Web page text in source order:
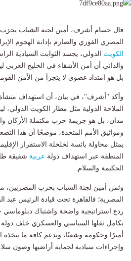
قال حسام أشرف، أمين لجنة الشباب بحزب
المصري الفوري والصارم بإدانة الهجوم
الكويت الدولي، يجسد الثوابت السيادية
والداني أن أمن الأشقاء في الخليج العربي
بل هو امتداد عضوي لا يتجزأ من الأمن
وأكد "أشرف"، في بيان، أن استهداف
الملاحة الدولية مثل مطار الكويت
مدان، بل هو جريمة حرب مكتملة الأركان
ومواثيق الأمم المتحدة، موضحًا أن هذا
يمثل محاولة بائسة لخلخلة الاستقرار
المنطقة عبر استهداف دولة عربية شقيقة
الحكيمة والسلام.
وثمن أمين لجنة الشباب بحزب المصريين،
المصرية؛ فالقاهرة تحت قيادة الرئيس عبد
ردع استراتيجية واضحة واشتباك دبلوماسي
بكامل ثقلها السياسي والعسكري خلف دولة
أميرًا وحكومة وشعبًا، وتدعم كافة ما تتخذه
وإجراءات سيادية لحماية أراضيها وصون